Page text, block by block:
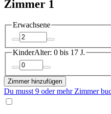
Zimmer 1
Erwachsene
KinderAlter: 0 bis 17 J.
Zimmer hinzufügen
Du musst 9 oder mehr Zimmer